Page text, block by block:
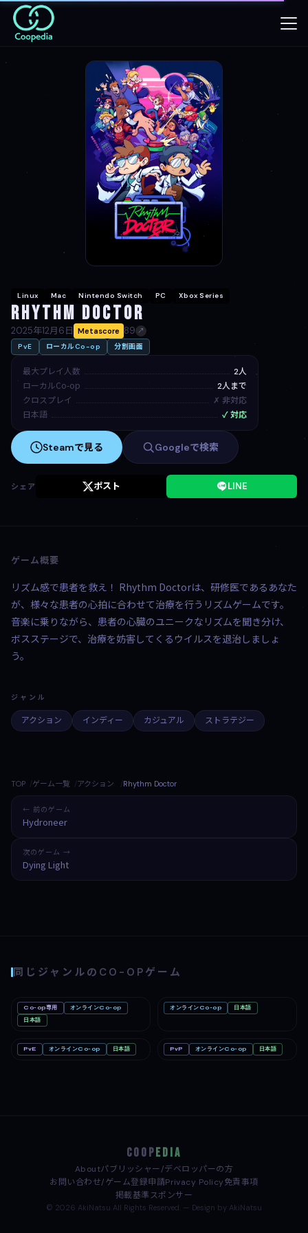
Linux Mac Nintendo Switch PC Xbox Series
Rhythm Doctor
2025年12月6日 Metascore 89 ↗
PvE
ローカルCo-op 分割画面
最大プレイ人数 2人
ローカルCo-op 2人まで
クロスプレイ ✗ 非対応
日本語 ✓ 対応
Steamで見る Googleで検索
シェア ポスト LINE
ゲーム概要
リズム感で患者を救え！ Rhythm Doctorは、研修医であるあなた
が、様々な患者の心拍に合わせて治療を行うリズムゲームです。
音楽に乗りながら、患者の心臓のユニークなリズムを聞き分け、
ボスステージで、治療を妨害してくるウイルスを退治しましょ
う。
ジャンル
アクション インディー カジュアル ストラテジー
TOP ゲーム一覧 アクション Rhythm Doctor
← 前のゲーム
Hydroneer
次のゲーム →
Dying Light
同じジャンルのCO-OPゲーム
Big Walk
Co-op専用
オンラインCo-op
日本語
Romestead
オンラインCo-op 日本語
PC
どろぼうノーム
PvE オンラインCo-op 日本語 PC
めっちゃカメレオン
PvP オンラインCo-op 日本語
COOP EDIA
Aboutパブリッシャー/デベロッパーの方
お問い合わせ/ゲーム登録申請Privacy Policy免責事項
掲載基準スポンサー
© 2026 AkiNatsu All Rights Reserved. — Design by AkiNatsu